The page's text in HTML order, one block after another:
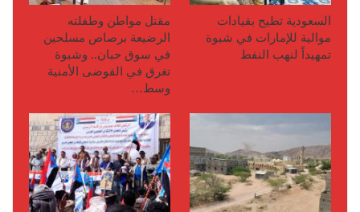
السعودية تطيح بقيادات
موالية للإمارات في شبوة
تمهيداً لنهب النفط
مقتل مواطن وطفلته
الرضيعة برصاص مسلحين
في سوق حبان.. وشبوة
تغرق في الفوضى الأمنية
وسط…